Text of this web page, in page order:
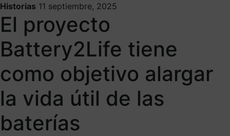
Historias 11 septiembre, 2025
El proyecto
Battery2Life tiene
como objetivo alargar
la vida útil de las
baterías